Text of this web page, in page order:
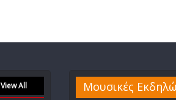
View All Μουσικές